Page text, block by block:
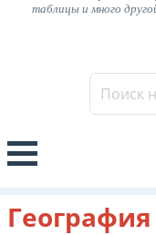
таблицы и много
География